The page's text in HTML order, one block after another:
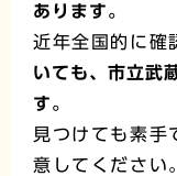
あります。
近年全国的に確
いても、市立武
す。
見つけても素手
意してください